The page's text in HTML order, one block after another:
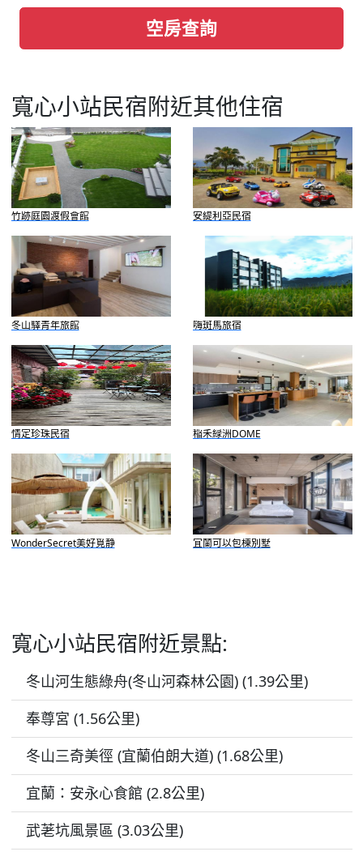
空房查詢
寬心小站民宿附近其他住宿
竹跡庭園渡假會館 安緹利亞民宿
冬山驛青年旅館 嗨斑馬旅宿
情定珍珠民宿 稲禾緑洲DOME
WonderSecret美好覓静 宜蘭可以包棟別墅
寬心小站民宿附近景點:
冬山河生態綠舟(冬山河森林公園) (1.39公里)
奉尊宮 (1.56公里)
冬山三奇美徑 (宜蘭伯朗大道) (1.68公里)
宜蘭：安永心食館 (2.8公里)
武荖坑風景區 (3.03公里)